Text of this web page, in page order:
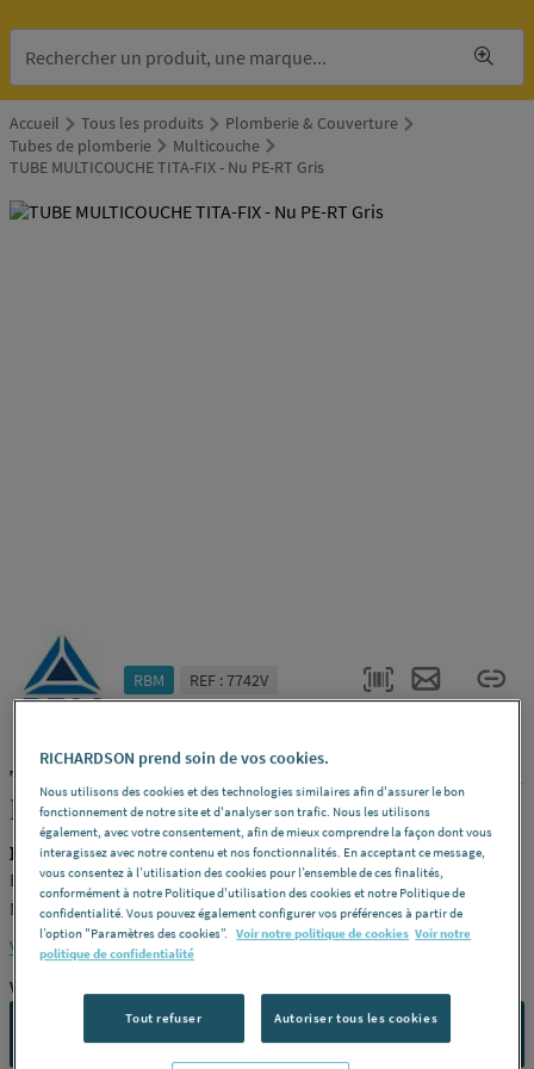
Accueil Tous les produits
Plomberie & Couverture
Tubes de plomberie
Multicouche
TUBE MULTICOUCHE TITA-FIX - Nu PE-RT Gris
RBM REF : 7742V
TUBE MULTICOUCHE TITA-FIX - Nu PE-
RT Gris
RBM 30782000
Barre -Dimensionø 20 x 2 -Longueur (m)4 M -Unité de vente
Mètre -Référence30782000
Voir la description complète
Vous avez un projet ?
RICHARDSON prend soin de vos cookies.
Nous utilisons des cookies et des technologies similaires afin d'assurer le bon
fonctionnement de notre site et d'analyser son trafic. Nous les utilisons
également, avec votre consentement, afin de mieux comprendre la façon dont vous
interagissez avec notre contenu et nos fonctionnalités. En acceptant ce message,
vous consentez à l’utilisation des cookies pour l’ensemble de ces finalités,
conformément à notre Politique d'utilisation des cookies et notre Politique de
confidentialité. Vous pouvez également configurer vos préférences à partir de
l’option "Paramètres des cookies”. Voir notre politique de cookies Voir notre
politique de confidentialité
Tout refuser Autoriser tous les cookies